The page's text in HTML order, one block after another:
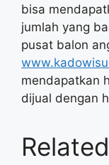
bisa
jumlah yang
pusat balon
mendapatkan
dijual dengan